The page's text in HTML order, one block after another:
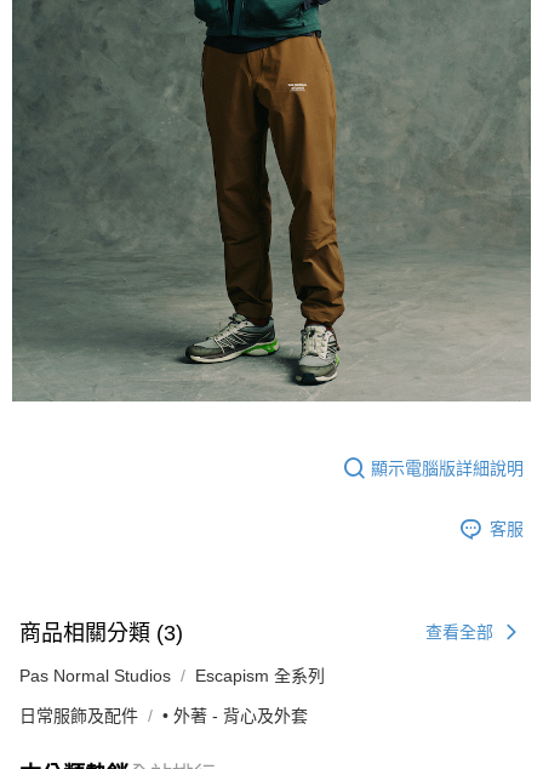
顯示電腦版詳細說明
客服
商品相關分類 (3) 查看全部
Pas Normal Studios Escapism 全系列
日常服飾及配件 • 外著 - 背心及外套